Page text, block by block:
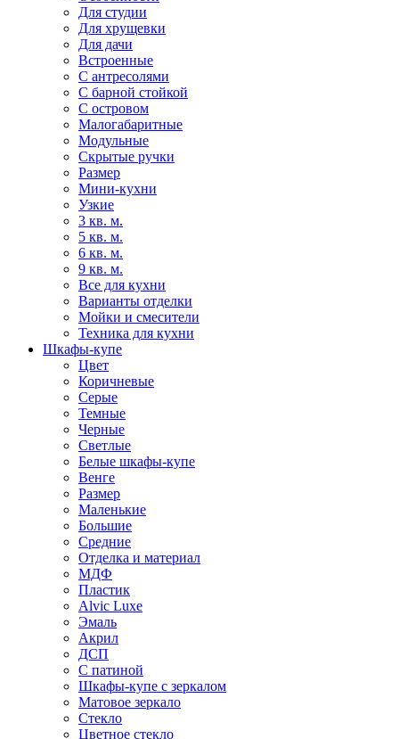
Для студии
Для хрущевки
Для дачи
Встроенные
С антресолями
С барной стойкой
С островом
Малогабаритные
Модульные
Скрытые ручки
Размер
Мини-кухни
Узкие
3 кв. м.
5 кв. м.
6 кв. м.
9 кв. м.
Все для кухни
Варианты отделки
Мойки и смесители
Техника для кухни
Шкафы-купе
Цвет
Коричневые
Серые
Темные
Черные
Светлые
Белые шкафы-купе
Венге
Размер
Маленькие
Большие
Средние
Отделка и материал
МДФ
Пластик
Alvic Luxe
Эмаль
Акрил
ДСП
С патиной
Шкафы-купе с зеркалом
Матовое зеркало
Стекло
Цветное стекло